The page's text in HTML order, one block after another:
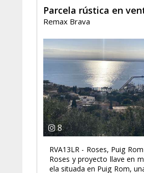
Parcela rústica en
Remax Brava
8
RVA13LR - Roses, Puig
Roses y proyecto llave en
ela situada en Puig Rom,